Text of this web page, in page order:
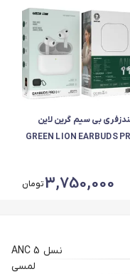
بی سیم گرین لاین
GREEN LION EARBUDS
3,750,000تومان
نسل 5 ANC
لمسی